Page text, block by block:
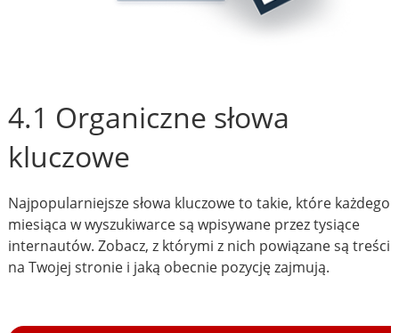
4.1 Organiczne słowa
kluczowe
Najpopularniejsze słowa kluczowe to takie, które każdego
miesiąca w wyszukiwarce są wpisywane przez tysiące
internautów. Zobacz, z którymi z nich powiązane są treści
na Twojej stronie i jaką obecnie pozycję zajmują.